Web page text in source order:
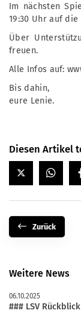
Im nächsten
19:30 Uhr auf
Über
freuen.
Alle Infos auf:
Bis dahin,
eure Lenie.
Diesen Artikel
Zurück
Weitere News
06.10.2025
### LSV